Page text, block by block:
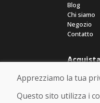
Blog
Chi siamo
Negozio
Contatto
Negozio
Termini e
Apprezziamo la tua
Questo sito utilizza i